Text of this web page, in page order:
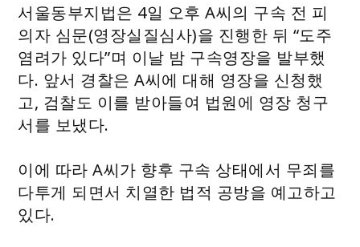
서울동부지법은 4일 오후 A씨의 구속 전 피
의자 심문(영장실질심사)을 진행한 뒤 “도주
염려가 있다”며 이날 밤 구속영장을 발부했
다. 앞서 경찰은 A씨에 대해 영장을 신청했
고, 검찰도 이를 받아들여 법원에 영장 청구
서를 보냈다.
이에 따라 A씨가 향후 구속 상태에서 무죄를
다투게 되면서 치열한 법적 공방을 예고하고
있다.